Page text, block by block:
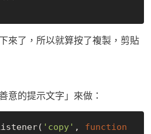
來了，所以就算按了複製，剪貼
意的提示文字」來做：
'copy' , function